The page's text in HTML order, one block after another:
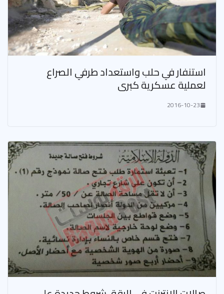
استنفار في حلب واستعداد طرفي الصراع
لعملية عسكرية كبرى
2016-10-23